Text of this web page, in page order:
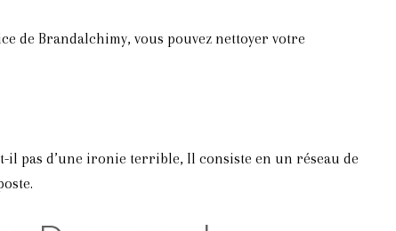
de Brandalchimy, vous pouvez nettoyer votre
il pas d’une ironie terrible, Il consiste en un réseau de